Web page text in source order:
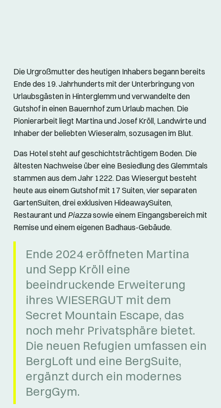
Die Urgroßmutter des heutigen Inhabers begann bereits
Ende des 19. Jahrhunderts mit der Unterbringung von
Urlaubsgästen in Hinterglemm und verwandelte den
Gutshof in einen Bauernhof zum Urlaub machen. Die
Pionierarbeit liegt Martina und Josef Kröll, Landwirte und
Inhaber der beliebten Wieseralm, sozusagen im Blut.
Das Hotel steht auf geschichtsträchtigem Boden. Die
ältesten Nachweise über eine Besiedlung des Glemmtals
stammen aus dem Jahr 1222. Das Wiesergut besteht
heute aus einem Gutshof mit 17 Suiten, vier separaten
GartenSuiten, drei exklusiven HideawaySuiten,
Restaurant und Piazzasowie einem Eingangsbereich mit
Remise und einem eigenen Badhaus-Gebäude.
Ende 2024 eröffneten Martina
und Sepp Kröll eine
beeindruckende Erweiterung
ihres WIESERGUT mit dem
Secret Mountain Escape, das
noch mehr Privatsphäre bietet.
Die neuen Refugien umfassen ein
BergLoft und eine BergSuite,
ergänzt durch ein modernes
BergGym.